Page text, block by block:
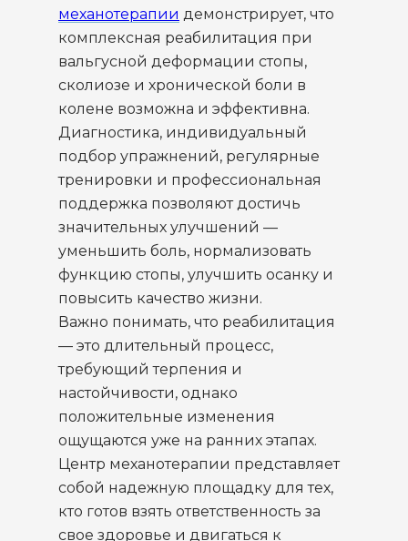
механотерапии демонстрирует, что
комплексная реабилитация при
вальгусной деформации стопы,
сколиозе и хронической боли в
колене возможна и эффективна.
Диагностика, индивидуальный
подбор упражнений, регулярные
тренировки и профессиональная
поддержка позволяют достичь
значительных улучшений —
уменьшить боль, нормализовать
функцию стопы, улучшить осанку и
повысить качество жизни.
Важно понимать, что реабилитация
— это длительный процесс,
требующий терпения и
настойчивости, однако
положительные изменения
ощущаются уже на ранних этапах.
Центр механотерапии представляет
собой надежную площадку для тех,
кто готов взять ответственность за
свое здоровье и двигаться к